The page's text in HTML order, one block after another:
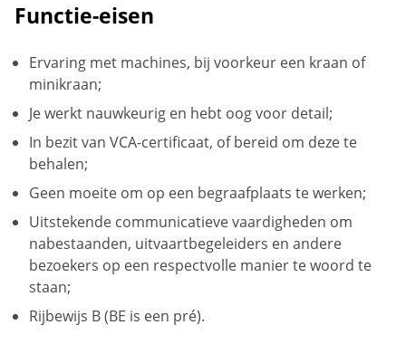
Functie-eisen
Ervaring met machines, bij voorkeur een kraan of
minikraan;
Je werkt nauwkeurig en hebt oog voor detail;
In bezit van VCA-certificaat, of bereid om deze te
behalen;
Geen moeite om op een begraafplaats te werken;
Uitstekende communicatieve vaardigheden om
nabestaanden, uitvaartbegeleiders en andere
bezoekers op een respectvolle manier te woord te
staan;
Rijbewijs B (BE is een pré).